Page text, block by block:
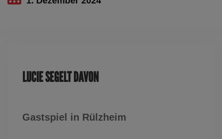
LUCIE SEGELT DAVON
Gastspiel in Rülzheim